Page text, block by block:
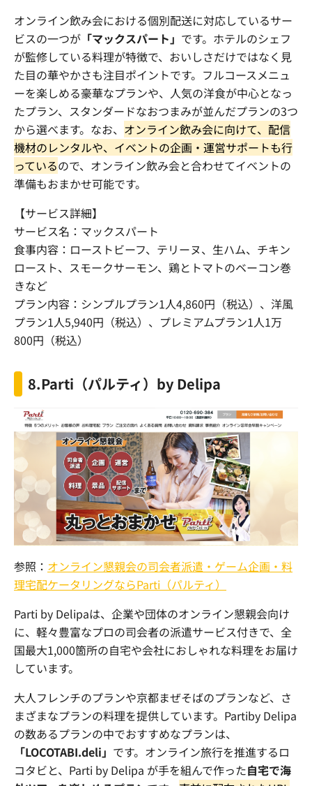
オンライン飲み会における個別配送に対応しているサー
ビスの一つが 「マックスパート」 です。ホテルのシェフ
が監修している料理が特徴で、おいしさだけではなく見
た目の華やかさも注目ポイントです。フルコースメニュ
ーを楽しめる豪華なプランや、人気の洋食が中心となっ
たプラン、スタンダードなおつまみが並んだプランの3つ
から選べます。なお、 オンライン飲み会に向けて、配信
機材のレンタルや、イベントの企画・運営サポートも行
っているので、オンライン飲み会と合わせてイベントの
準備もおまかせ可能です。
【サービス詳細】
サービス名：マックスパート
食事内容：ローストビーフ、テリーヌ、生ハム、チキン
ロースト、スモークサーモン、鶏とトマトのベーコン巻
きなど
プラン内容：シンプルプラン1人4,860円（税込）、洋風
プラン1人5,940円（税込）、プレミアムプラン1人1万
800円（税込）
8.Parti（パルティ）by Delipa
参照： オンライン懇親会の司会者派遣・ゲーム企画・料
理宅配ケータリングならParti（パルティ）
Parti by Delipaは、企業や団体のオンライン懇親会向け
に、軽々豊富なプロの司会者の派遣サービス付きで、全
国最大1,000箇所の自宅や会社におしゃれな料理をお届け
しています。
大人フレンチのプランや京都まぜそばのプランなど、さ
まざまなプランの料理を提供しています。Partiby Delipa
の数あるプランの中でおすすめなプランは、
「LOCOTABI.deli」 です。オンライン旅行を推進するロ
コタビと、Parti by Delipa が手を組んで作った自宅で海